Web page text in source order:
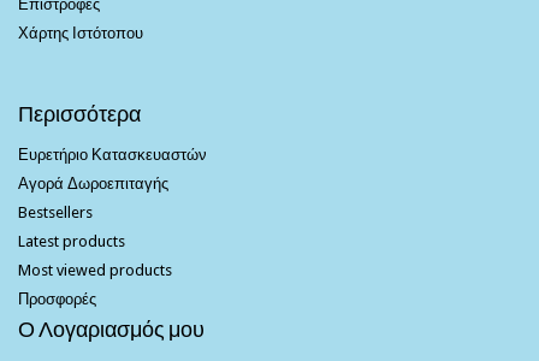
Επιστροφές
Χάρτης Ιστότοπου
Περισσότερα
Ευρετήριο Κατασκευαστών
Αγορά Δωροεπιταγής
Bestsellers
Latest products
Most viewed products
Προσφορές
Ο Λογαριασμός μου